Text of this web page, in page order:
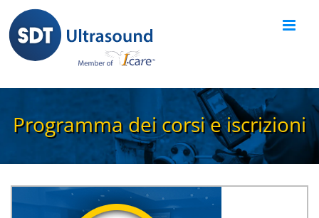
content
Programma dei corsi e iscrizioni